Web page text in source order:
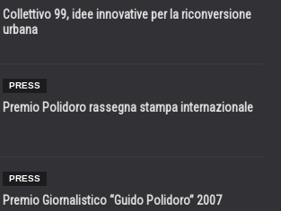
Collettivo 99, idee innovative per la riconversione
urbana
PRESS
Premio Polidoro rassegna stampa internazionale
PRESS
Premio Giornalistico “Guido Polidoro” 2007